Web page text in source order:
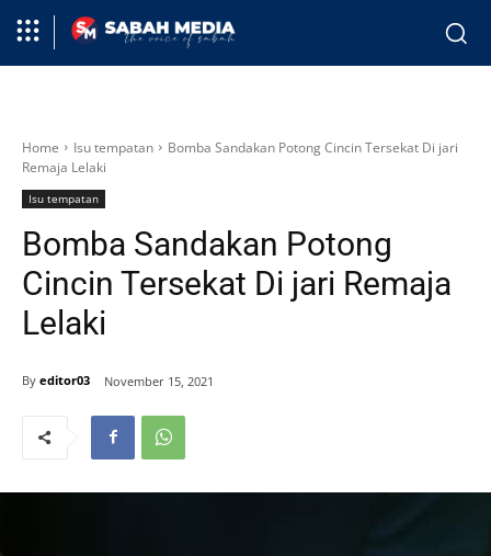
Home Isu tempatan
Bomba Sandakan Potong Cincin Tersekat Di jari
Remaja Lelaki
Isu tempatan
Bomba Sandakan Potong
Cincin Tersekat Di jari Remaja
Lelaki
By editor03 November 15, 2021